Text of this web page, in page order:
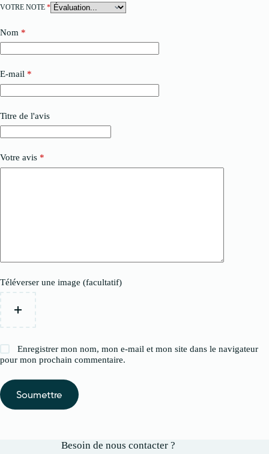
VOTRE NOTE *
Nom *
E-mail *
Titre de l'avis
Votre avis *
Téléverser une image (facultatif)
Enregistrer mon nom, mon e-mail et mon site dans le navigateur
pour mon prochain commentaire.
Soumettre
Besoin de nous contacter ?